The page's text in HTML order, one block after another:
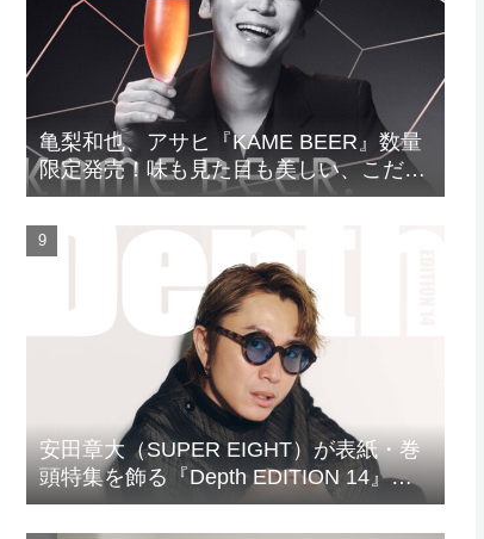
亀梨和也、アサヒ『KAME BEER』数量
限定発売！味も見た目も美しい、こだわ
りのビールがついに完成
安田章大（SUPER EIGHT）が表紙・巻
頭特集を飾る『Depth EDITION 14』が
発売！